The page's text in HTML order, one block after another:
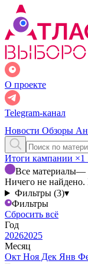
О проекте
Telegram-канал
Новости Обзоры
Итоги кампании ×1
Все материалы—
Ничего не
Фильтры (3)▾
Фильтры
Сбросить всё
Год
20262025
Месяц
Окт Ноя Дек Янв